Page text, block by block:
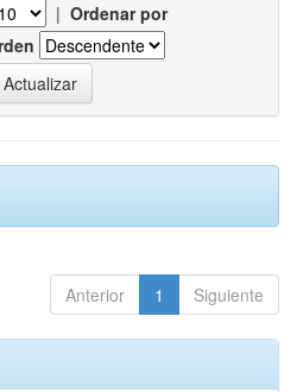
| Ordenar por
Anterior 1 Siguiente